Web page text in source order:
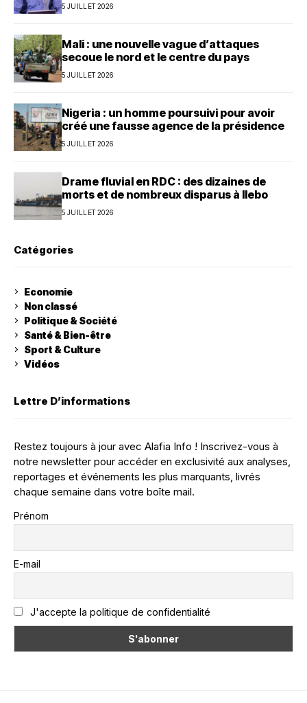
5 JUILLET 2026
Mali : une nouvelle vague d’attaques
secoue le nord et le centre du pays
5 JUILLET 2026
Nigeria : un homme poursuivi pour avoir
créé une fausse agence de la présidence
5 JUILLET 2026
Drame fluvial en RDC : des dizaines de
morts et de nombreux disparus à Ilebo
5 JUILLET 2026
Catégories
Economie
Non classé
Politique & Société
Santé & Bien-être
Sport & Culture
Vidéos
Lettre D’informations
Restez toujours à jour avec Alafia Info ! Inscrivez-vous à
notre newsletter pour accéder en exclusivité aux analyses,
reportages et événements les plus marquants, livrés
chaque semaine dans votre boîte mail.
Prénom
E-mail
J'accepte la politique de confidentialité